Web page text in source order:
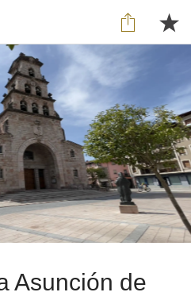
Asunción de